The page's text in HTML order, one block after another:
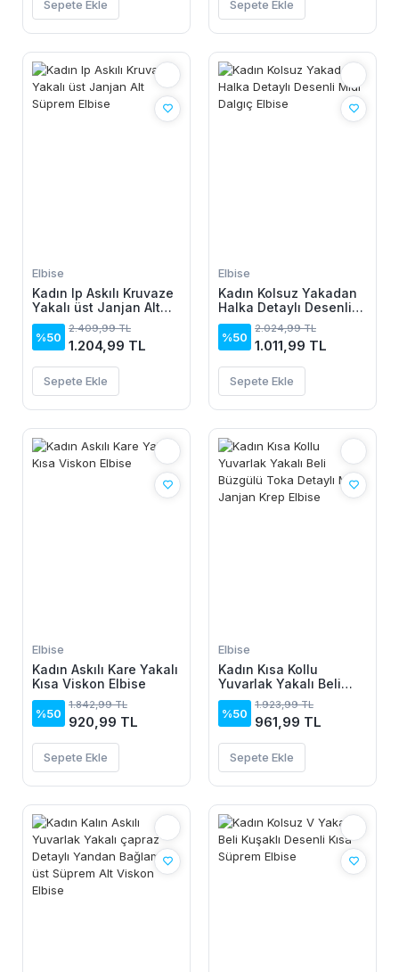
Sepete Ekle Sepete Ekle
Elbise
Kadın Ip Askılı Kruvaze
Yakalı üst Janjan Alt
Süprem Elbise
%50
2.409,99 TL
1.204,99 TL
Sepete Ekle
Elbise
Kadın Kolsuz Yakadan
Halka Detaylı Desenli
Midi Dalgıç Elbise
%50
2.024,99 TL
1.011,99 TL
Sepete Ekle
Elbise
Kadın Askılı Kare Yakalı
Kısa Viskon Elbise
%50
1.842,99 TL
920,99 TL
Sepete Ekle
Elbise
Kadın Kısa Kollu
Yuvarlak Yakalı Beli
Büzgülü Toka Detaylı
Midi Janjan Krep Elbise
%50
1.923,99 TL
961,99 TL
Sepete Ekle